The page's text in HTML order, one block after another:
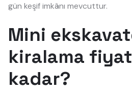
gün keşif imkânı mevcuttur.
Mini
kiralama
kadar?